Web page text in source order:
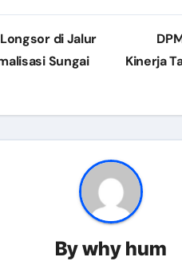
di Jalur
Sungai
Kinerja
Bywhy hum